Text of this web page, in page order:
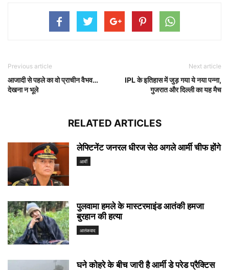
Previous article
आजादी से पहले का वो प्राचीन वैभव…
देखना न भूले
Next article
IPL के इतिहास में जुड़ गया ये नया पन्ना,
गुजरात और दिल्ली का यह मैच
RELATED ARTICLES
लेफ्टिनेंट जनरल धीरज सेठ अगले आर्मी चीफ होंगे
आर्मी
पुलवामा हमले के मास्टरमाइंड आतंकी हमजा
बुरहान की हत्या
आतंकवाद
घने कोहरे के बीच जारी है आर्मी डे परेड प्रैक्टिस